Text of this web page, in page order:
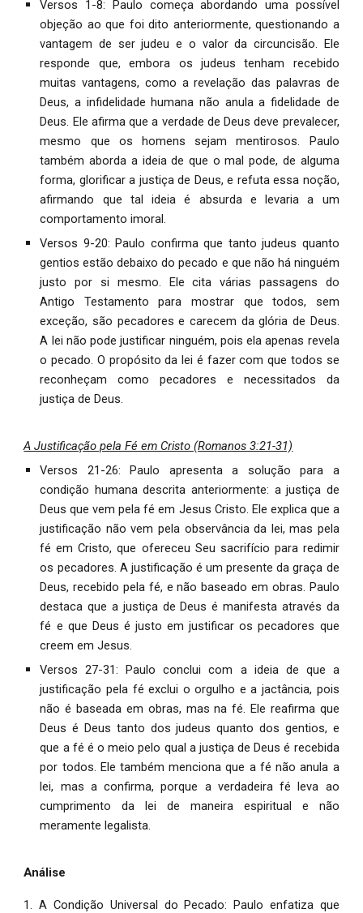
Versos 1-8: Paulo começa abordando uma possível
objeção ao que foi dito anteriormente, questionando a
vantagem de ser judeu e o valor da circuncisão. Ele
responde que, embora os judeus tenham recebido
muitas vantagens, como a revelação das palavras de
Deus, a infidelidade humana não anula a fidelidade de
Deus. Ele afirma que a verdade de Deus deve prevalecer,
mesmo que os homens sejam mentirosos. Paulo
também aborda a ideia de que o mal pode, de alguma
forma, glorificar a justiça de Deus, e refuta essa noção,
afirmando que tal ideia é absurda e levaria a um
comportamento imoral.
Versos 9-20: Paulo confirma que tanto judeus quanto
gentios estão debaixo do pecado e que não há ninguém
justo por si mesmo. Ele cita várias passagens do
Antigo Testamento para mostrar que todos, sem
exceção, são pecadores e carecem da glória de Deus.
A lei não pode justificar ninguém, pois ela apenas revela
o pecado. O propósito da lei é fazer com que todos se
reconheçam como pecadores e necessitados da
justiça de Deus.
A Justificação pela Fé em Cristo (Romanos 3:21-31)
Versos 21-26: Paulo apresenta a solução para a
condição humana descrita anteriormente: a justiça de
Deus que vem pela fé em Jesus Cristo. Ele explica que a
justificação não vem pela observância da lei, mas pela
fé em Cristo, que ofereceu Seu sacrifício para redimir
os pecadores. A justificação é um presente da graça de
Deus, recebido pela fé, e não baseado em obras. Paulo
destaca que a justiça de Deus é manifesta através da
fé e que Deus é justo em justificar os pecadores que
creem em Jesus.
Versos 27-31: Paulo conclui com a ideia de que a
justificação pela fé exclui o orgulho e a jactância, pois
não é baseada em obras, mas na fé. Ele reafirma que
Deus é Deus tanto dos judeus quanto dos gentios, e
que a fé é o meio pelo qual a justiça de Deus é recebida
por todos. Ele também menciona que a fé não anula a
lei, mas a confirma, porque a verdadeira fé leva ao
cumprimento da lei de maneira espiritual e não
meramente legalista.
Análise
1. A Condição Universal do Pecado: Paulo enfatiza que